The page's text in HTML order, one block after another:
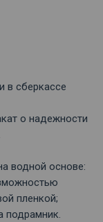
в сберкассе
о надежности
водной основе:
пленкой;
подрамник.